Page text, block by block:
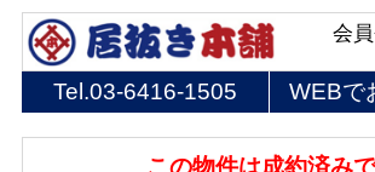
会
Tel.03-6416-1505 WEBで